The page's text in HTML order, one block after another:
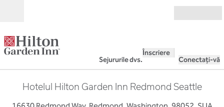
Sejururile dvs.
Înscriere
Conectați-vă
Hotelul Hilton Garden Inn Redmond Seattle